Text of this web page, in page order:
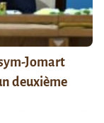
Jomart
deuxième